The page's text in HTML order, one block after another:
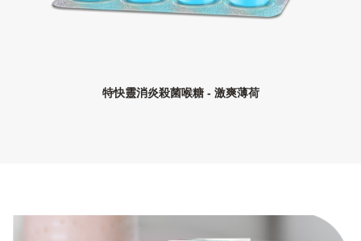
特快靈消炎殺菌喉糖 - 激爽薄荷